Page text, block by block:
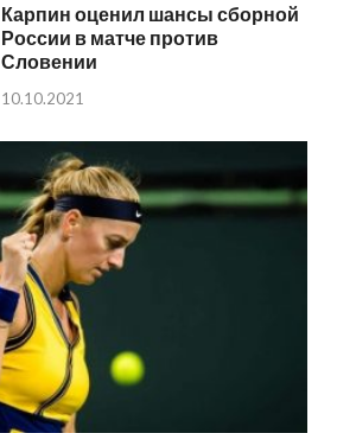
Карпин оценил шансы сборной
России в матче против
Словении
10.10.2021